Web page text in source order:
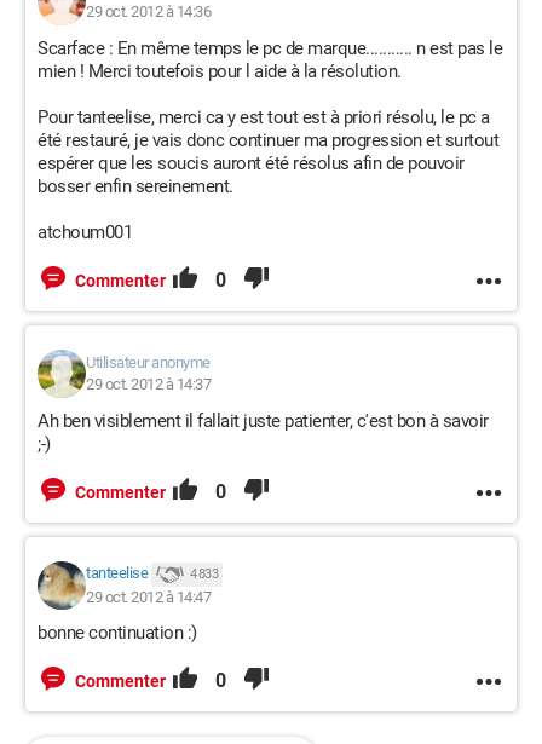
29 oct. 2012 à 14:36
Scarface : En même temps le pc de marque........... n est pas le
mien ! Merci toutefois pour l aide à la résolution.
Pour tanteelise, merci ca y est tout est à priori résolu, le pc a
été restauré, je vais donc continuer ma progression et surtout
espérer que les soucis auront été résolus afin de pouvoir
bosser enfin sereinement.
atchoum001
Commenter 0
Utilisateur anonyme
29 oct. 2012 à 14:37
Ah ben visiblement il fallait juste patienter, c'est bon à savoir
;-)
Commenter 0
tanteelise 4 833
29 oct. 2012 à 14:47
bonne continuation :)
Commenter 0